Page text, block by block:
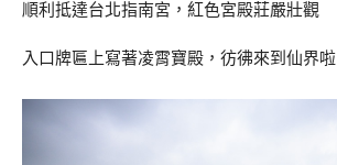
順利抵達台北指南宮，紅色宮殿莊嚴壯觀
入口牌匾上寫著凌霄寶殿，彷彿來到仙界啦